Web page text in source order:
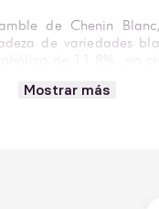
de Chenin
de variedades
de 11.8%, sin
aromas intensos a
Mostrar más